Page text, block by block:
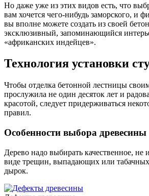
Но даже уже из этих видов есть, что
вам хочется чего-нибудь заморского, и
вы вполне можете создать из своей
эксклюзивный, запоминающийся
«африканских индейцев».
Технология установки
Чтобы отделка бетонной лестницы
прослужила не один десяток лет и
красотой, следует придерживаться
правил.
Особенности выбора древесины
Дерево надо выбирать качественное,
виде трещин, выпадающих или табачных
дырок.